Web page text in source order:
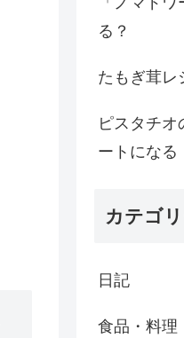
る？
たもぎ茸レ
ピスタチ
ートになる
カテゴ
日記
食品・料理